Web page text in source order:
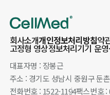
회사소개개인정보처리방침약
고정형 영상정보처리기기 운영
대표자명 : 장봉근
주소 : 경기도 성남시 중원구 둔
전화번호 : 1522-1194팩스번호 :